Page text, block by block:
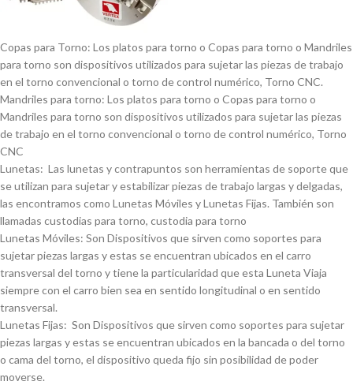
Copas para Torno: Los platos para torno o Copas para torno o Mandriles
para torno son dispositivos utilizados para sujetar las piezas de trabajo
en el torno convencional o torno de control numérico, Torno CNC.
Mandriles para torno: Los platos para torno o Copas para torno o
Mandriles para torno son dispositivos utilizados para sujetar las piezas
de trabajo en el torno convencional o torno de control numérico, Torno
CNC
Lunetas: Las lunetas y contrapuntos son herramientas de soporte que
se utilizan para sujetar y estabilizar piezas de trabajo largas y delgadas,
las encontramos como Lunetas Móviles y Lunetas Fijas. También son
llamadas custodias para torno, custodia para torno
Lunetas Móviles: Son Dispositivos que sirven como soportes para
sujetar piezas largas y estas se encuentran ubicados en el carro
transversal del torno y tiene la particularidad que esta Luneta Viaja
siempre con el carro bien sea en sentido longitudinal o en sentido
transversal.
Lunetas Fijas: Son Dispositivos que sirven como soportes para sujetar
piezas largas y estas se encuentran ubicados en la bancada o del torno
o cama del torno, el dispositivo queda fijo sin posibilidad de poder
moverse.